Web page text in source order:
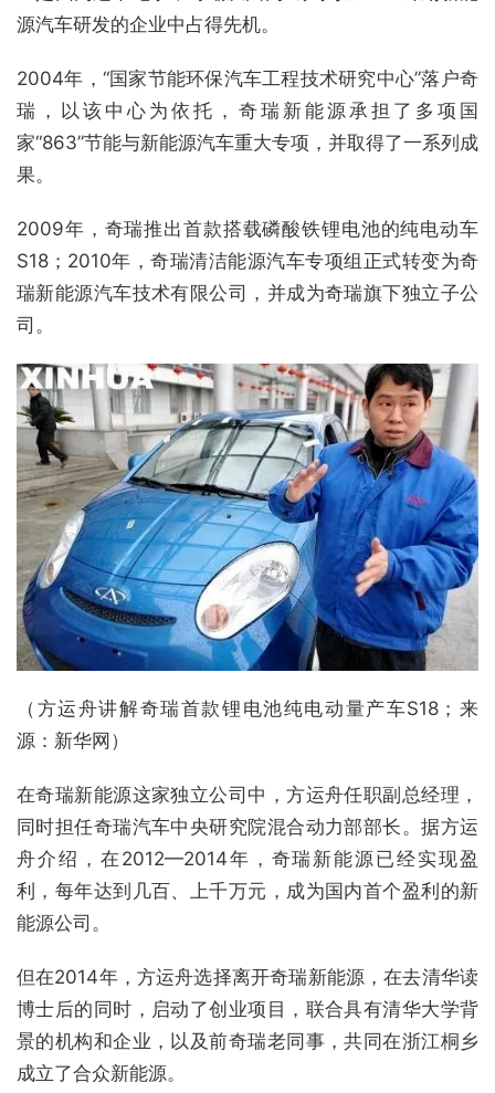
源汽车研发的企业中占得先机。
2004年，“国家节能环保汽车工程技术研究中心”落户奇
瑞，以该中心为依托，奇瑞新能源承担了多项国
家“863”节能与新能源汽车重大专项，并取得了一系列成
果。
2009年，奇瑞推出首款搭载磷酸铁锂电池的纯电动车
S18；2010年，奇瑞清洁能源汽车专项组正式转变为奇
瑞新能源汽车技术有限公司，并成为奇瑞旗下独立子公
司。
（方运舟讲解奇瑞首款锂电池纯电动量产车S18；来
源：新华网）
在奇瑞新能源这家独立公司中，方运舟任职副总经理，
同时担任奇瑞汽车中央研究院混合动力部部长。据方运
舟介绍，在2012—2014年，奇瑞新能源已经实现盈
利，每年达到几百、上千万元，成为国内首个盈利的新
能源公司。
但在2014年，方运舟选择离开奇瑞新能源，在去清华读
博士后的同时，启动了创业项目，联合具有清华大学背
景的机构和企业，以及前奇瑞老同事，共同在浙江桐乡
成立了合众新能源。